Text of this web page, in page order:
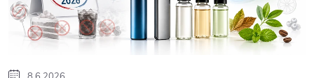
s
č